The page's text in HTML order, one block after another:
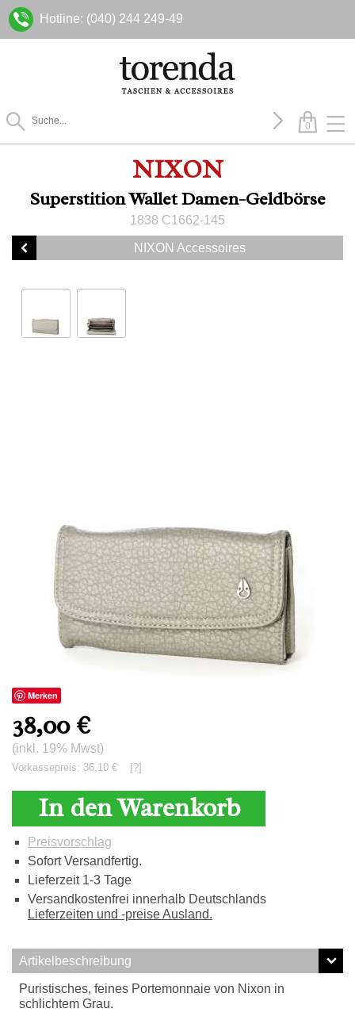
Hotline: (040) 244 249-49
0
NIXON
Superstition Wallet Damen-Geldbörse
1838 C1662-145
NIXON Accessoires
Merken
38,00 €
(inkl. 19% Mwst)
Vorkassepreis: 36,10 € [?]
In den Warenkorb
Preisvorschlag
Sofort Versandfertig.
Lieferzeit 1-3 Tage
Versandkostenfrei innerhalb Deutschlands
Lieferzeiten und -preise Ausland.
Artikelbeschreibung
Puristisches, feines Portemonnaie von Nixon in
schlichtem Grau.